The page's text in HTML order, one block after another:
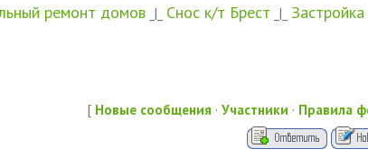
ремонт домов _|_ Снос к/т Брест _|_
[ Новые сообщения · Участники · Правила